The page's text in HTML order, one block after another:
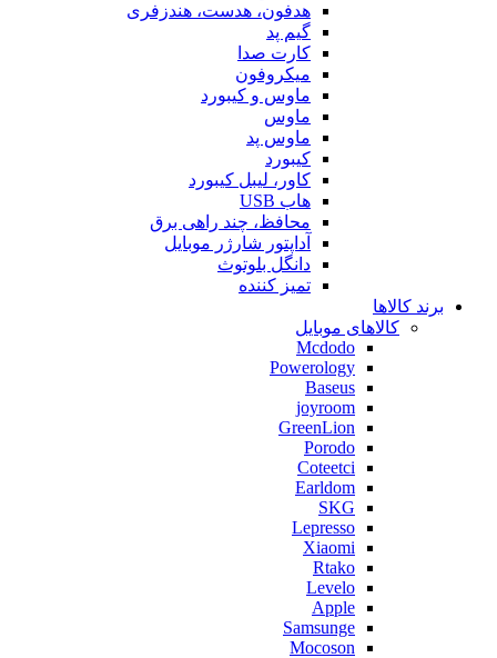
هدفون، هدست، هندزفری
گیم پد
کارت صدا
میکروفون
ماوس و کیبورد
ماوس
ماوس پد
کیبورد
کاور، لیبل کیبورد
هاب USB
محافظ، چند راهی برق
آداپتور شارژر موبایل
دانگل بلوتوث
تمیز کننده
برند کالاها
کالاهای موبایل
Mcdodo
Powerology
Baseus
joyroom
GreenLion
Porodo
Coteetci
Earldom
SKG
Lepresso
Xiaomi
Rtako
Levelo
Apple
Samsunge
Mocoson